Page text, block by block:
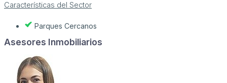
Características del Sector
Parques Cercanos
Asesores Inmobiliarios